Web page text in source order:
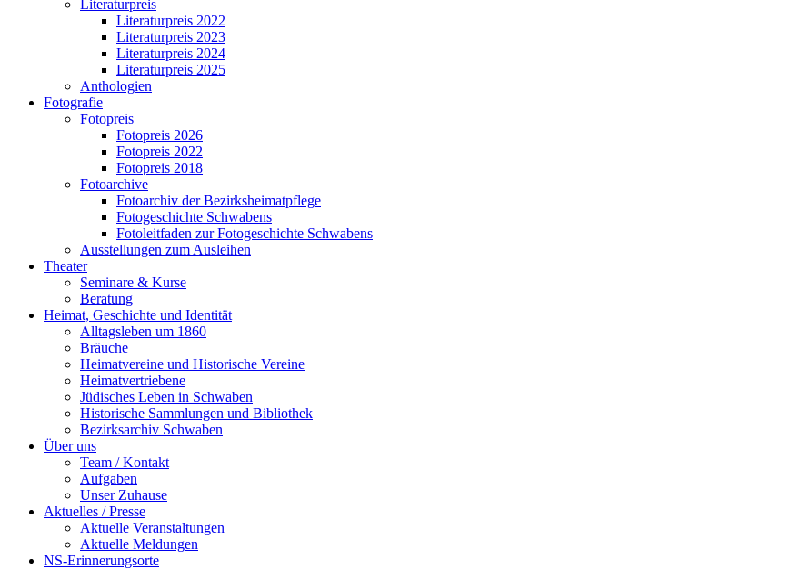
Literaturpreis
Literaturpreis 2022
Literaturpreis 2023
Literaturpreis 2024
Literaturpreis 2025
Anthologien
Fotografie
Fotopreis
Fotopreis 2026
Fotopreis 2022
Fotopreis 2018
Fotoarchive
Fotoarchiv der Bezirksheimatpflege
Fotogeschichte Schwabens
Fotoleitfaden zur Fotogeschichte Schwabens
Ausstellungen zum Ausleihen
Theater
Seminare & Kurse
Beratung
Heimat, Geschichte und Identität
Alltagsleben um 1860
Bräuche
Heimatvereine und Historische Vereine
Heimatvertriebene
Jüdisches Leben in Schwaben
Historische Sammlungen und Bibliothek
Bezirksarchiv Schwaben
Über uns
Team / Kontakt
Aufgaben
Unser Zuhause
Aktuelles / Presse
Aktuelle Veranstaltungen
Aktuelle Meldungen
NS-Erinnerungsorte